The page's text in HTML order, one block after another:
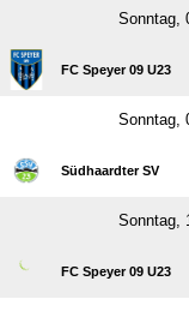
Sonntag,
FC Speyer 09 U23
Sonntag,
Südhaardter SV
Sonntag,
FC Speyer 09 U23